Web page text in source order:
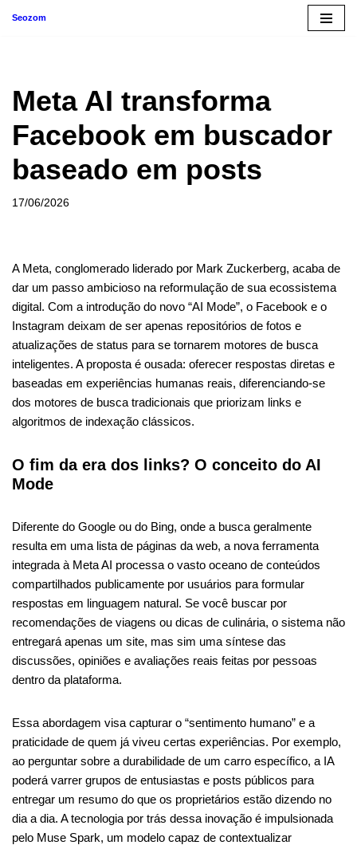
conteúdo
Seozom
Meta AI transforma
Facebook em buscador
baseado em posts
17/06/2026
A Meta, conglomerado liderado por Mark Zuckerberg, acaba de
dar um passo ambicioso na reformulação de sua ecossistema
digital. Com a introdução do novo “AI Mode”, o Facebook e o
Instagram deixam de ser apenas repositórios de fotos e
atualizações de status para se tornarem motores de busca
inteligentes. A proposta é ousada: oferecer respostas diretas e
baseadas em experiências humanas reais, diferenciando-se
dos motores de busca tradicionais que priorizam links e
algoritmos de indexação clássicos.
O fim da era dos links? O conceito do AI
Mode
Diferente do Google ou do Bing, onde a busca geralmente
resulta em uma lista de páginas da web, a nova ferramenta
integrada à Meta AI processa o vasto oceano de conteúdos
compartilhados publicamente por usuários para formular
respostas em linguagem natural. Se você buscar por
recomendações de viagens ou dicas de culinária, o sistema não
entregará apenas um site, mas sim uma síntese das
discussões, opiniões e avaliações reais feitas por pessoas
dentro da plataforma.
Essa abordagem visa capturar o “sentimento humano” e a
praticidade de quem já viveu certas experiências. Por exemplo,
ao perguntar sobre a durabilidade de um carro específico, a IA
poderá varrer grupos de entusiastas e posts públicos para
entregar um resumo do que os proprietários estão dizendo no
dia a dia. A tecnologia por trás dessa inovação é impulsionada
pelo Muse Spark, um modelo capaz de contextualizar